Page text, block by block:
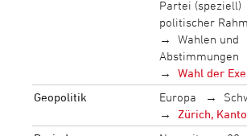
Partei (speziell)
politischer
Wahlen und
Abstimmungen
Wahl der
Geopolitik
Europa
Zürich,